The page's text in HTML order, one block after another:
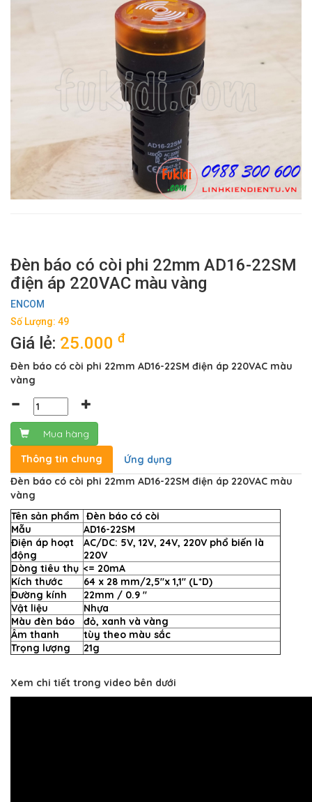
Đèn báo có còi phi 22mm AD16-22SM
điện áp 220VAC màu vàng
ENCOM
Số Lượng: 49
Giá lẻ: 25.000 đ
Đèn báo có còi phi 22mm AD16-22SM điện áp 220VAC màu
vàng
Mua hàng
Thông tin chung
Ứng dụng
Đèn báo có còi phi 22mm AD16-22SM điện áp 220VAC màu
vàng
Tên sản phẩm
Đèn báo có còi
Mẫu
AD16-22SM
Điện áp hoạt
động
AC/DC: 5V, 12V, 24V, 220V phổ biến là
220V
Dòng tiêu thụ <= 20mA
Kích thước
64 x 28 mm/2,5"x 1,1" (L*D)
Đường kính
22mm / 0.9 "
Vật liệu
Nhựa
Màu đèn báo
đỏ, xanh và vàng
Âm thanh
tùy theo màu sắc
Trọng lượng
21g
Xem chi tiết trong video bên dưới